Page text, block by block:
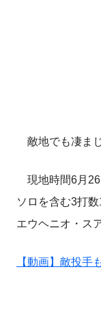
敵地でも凄ま
現地時間6月26
ソロを含む3打
エウヘニオ・ス
【動画】敵投